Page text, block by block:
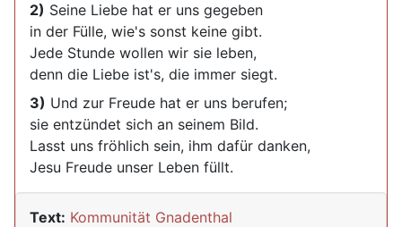
2) Seine Liebe hat er uns gegeben
in der Fülle, wie's sonst keine gibt.
Jede Stunde wollen wir sie leben,
denn die Liebe ist's, die immer siegt.
3) Und zur Freude hat er uns berufen;
sie entzündet sich an seinem Bild.
Lasst uns fröhlich sein, ihm dafür danken,
Jesu Freude unser Leben füllt.
Text: Kommunität Gnadenthal